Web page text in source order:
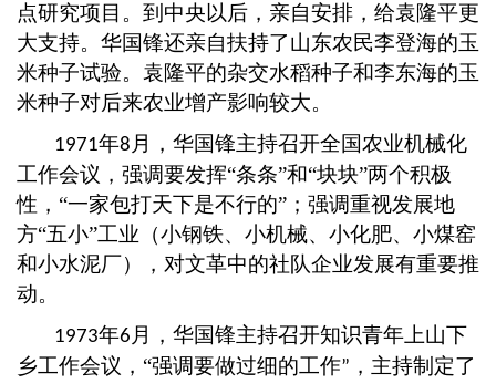
点研究项目。到中央以后，亲自安排，给袁隆平更
大支持。华国锋还亲自扶持了山东农民李登海的玉
米种子试验。袁隆平的杂交水稻种子和李东海的玉
米种子对后来农业增产影响较大。
1971年8 月，华国锋主持召开全国农业机械化
工作会议，强调要发挥“条条”和“块块”两个积极
性，“一家包打天下是不行的”；强调重视发展地
方“五小”工业（小钢铁、小机械、小化肥、小煤窑
和小水泥厂），对文革中的社队企业发展有重要推
动。
1973年6 月，华国锋主持召开知识青年上山下
乡工作会议，“强调要做过细的工作” ， 主持制定了